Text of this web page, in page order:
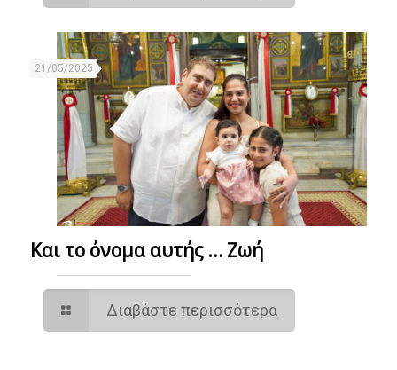
21/05/2025
Και το όνομα αυτής … Ζωή
Διαβάστε περισσότερα